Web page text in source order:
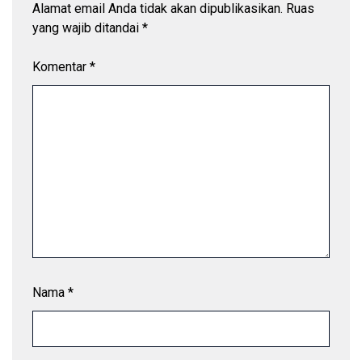
Alamat email Anda tidak akan dipublikasikan. Ruas
yang wajib ditandai *
Komentar *
Nama *